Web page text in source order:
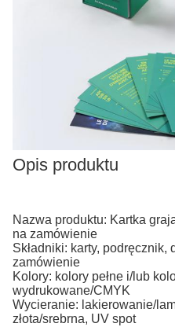
Opis produktu
Nazwa produktu: Kartka
na zamówienie
Składniki: karty, podręcznik,
zamówienie
Kolory: kolory pełne i/lub
wydrukowane/CMYK
Wycieranie: lakierowanie/
złota/srebrna, UV spot